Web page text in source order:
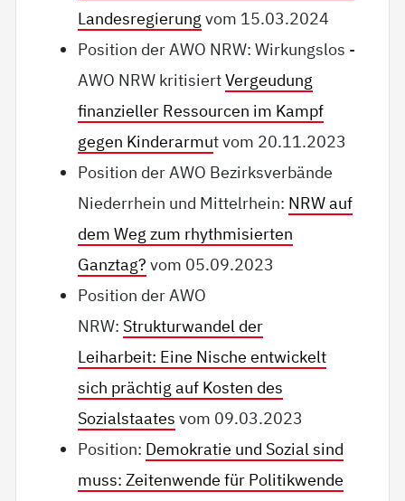
Landesregierung vom 15.03.2024
Position der AWO NRW: Wirkungslos -
AWO NRW kritisiertVergeudung
finanzieller Ressourcen im Kampf
gegen Kinderarmut vom 20.11.2023
Position der AWO Bezirksverbände
Niederrhein und Mittelrhein: NRW auf
dem Weg zum rhythmisierten
Ganztag? vom 05.09.2023
Position der AWO
NRW: Strukturwandel der
Leiharbeit: Eine Nische entwickelt
sich prächtig auf Kosten des
Sozialstaates vom 09.03.2023
Position: Demokratie und Sozial sind
muss: Zeitenwende für Politikwende